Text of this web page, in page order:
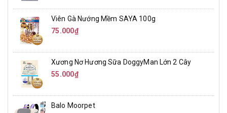
Viên Gà Nướng Mềm SAYA 100g
75.000₫
Xương Nơ Hương Sữa DoggyMan Lớn 2 Cây
55.000₫
Balo Moorpet